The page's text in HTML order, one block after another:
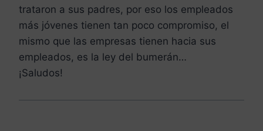
trataron a sus padres, por eso los empleados
más jóvenes tienen tan poco compromiso, el
mismo que las empresas tienen hacia sus
empleados, es la ley del bumerán…
¡Saludos!